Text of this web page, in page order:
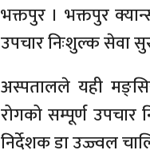
भक्तपुर । भक्तपुर
उपचार निःशुल्क सेवा
अस्पतालले यही
रोगको सम्पूर्ण उपचार
निर्देशक डा उज्ज्वल